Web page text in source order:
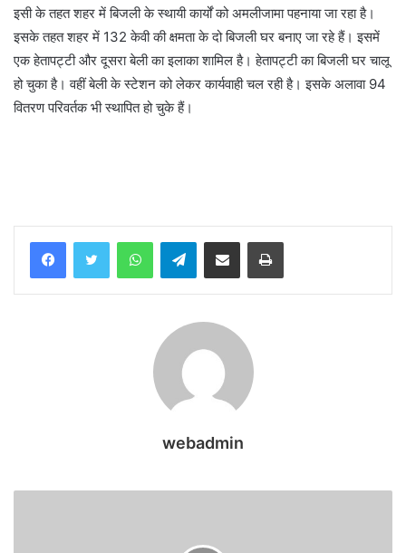
इसी के तहत शहर में बिजली के स्थायी कार्यों को अमलीजामा पहनाया जा रहा है।
इसके तहत शहर में 132 केवी की क्षमता के दो बिजली घर बनाए जा रहे हैं। इसमें
एक हेतापट्टी और दूसरा बेली का इलाका शामिल है। हेतापट्टी का बिजली घर चालू
हो चुका है। वहीं बेली के स्टेशन को लेकर कार्यवाही चल रही है। इसके अलावा 94
वितरण परिवर्तक भी स्थापित हो चुके हैं।
WhatsAppTelegramShare via Email Print
webadmin